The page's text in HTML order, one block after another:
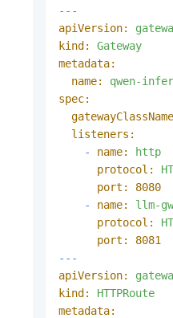
---
apiVersion:
kind:
Gateway
metadata:
name:
qwen-
spec:
listeners:
-
name:
http
protocol:
port:
8080
-
name:
llm-gw
protocol:
port:
8081
---
apiVersion:
kind:
HTTPRoute
metadata: